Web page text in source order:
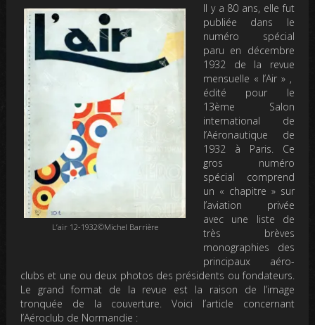
L’air 12-1932©Michel Barrière
Il y a 80 ans, elle fut
publiée dans le
numéro spécial
paru en décembre
1932 de la revue
mensuelle « l’Air » ,
édité pour le
13ème Salon
international de
l’Aéronautique de
1932 à Paris. Ce
gros numéro
spécial comprend
un « chapitre » sur
l’aviation privée
avec une liste de
très brèves
monographies des
principaux aéro-
clubs et une ou deux photos des présidents ou fondateurs.
Le grand format de la revue est la raison de l’image
tronquée de la couverture. Voici l’article concernant
l’Aéroclub de Normandie :